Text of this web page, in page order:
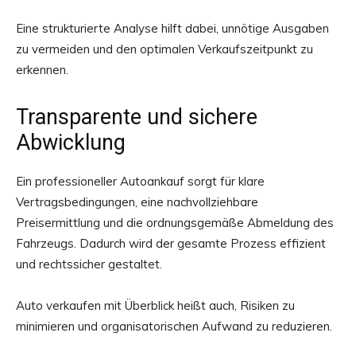
Eine strukturierte Analyse hilft dabei, unnötige Ausgaben
zu vermeiden und den optimalen Verkaufszeitpunkt zu
erkennen.
Transparente und sichere
Abwicklung
Ein professioneller Autoankauf sorgt für klare
Vertragsbedingungen, eine nachvollziehbare
Preisermittlung und die ordnungsgemäße Abmeldung des
Fahrzeugs. Dadurch wird der gesamte Prozess effizient
und rechtssicher gestaltet.
Auto verkaufen mit Überblick heißt auch, Risiken zu
minimieren und organisatorischen Aufwand zu reduzieren.